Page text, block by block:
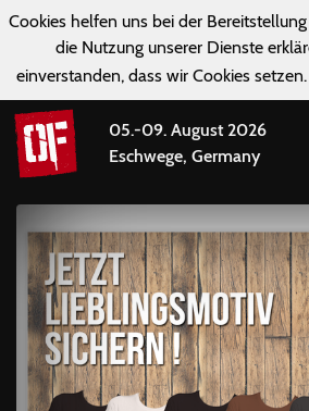
Cookies helfen uns bei der
die Nutzung unserer Dienste
einverstanden, dass wir Cookies setzen.
05.-09. August 2026
Eschwege, Germany